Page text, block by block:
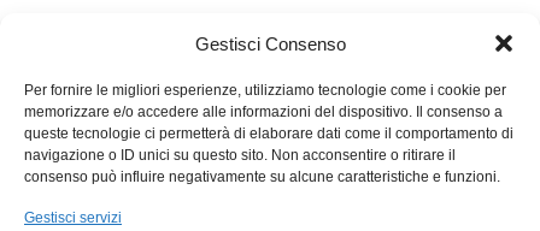
Gestisci Consenso
Per fornire le migliori esperienze, utilizziamo tecnologie come i cookie per
memorizzare e/o accedere alle informazioni del dispositivo. Il consenso a
queste tecnologie ci permetterà di elaborare dati come il comportamento di
navigazione o ID unici su questo sito. Non acconsentire o ritirare il
consenso può influire negativamente su alcune caratteristiche e funzioni.
Gestisci servizi